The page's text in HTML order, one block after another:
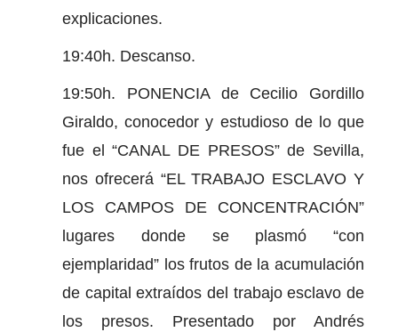
explicaciones.
19:40h. Descanso.
19:50h. PONENCIA de Cecilio Gordillo
Giraldo, conocedor y estudioso de lo que
fue el “CANAL DE PRESOS” de Sevilla,
nos ofrecerá “EL TRABAJO ESCLAVO Y
LOS CAMPOS DE CONCENTRACIÓN”
lugares donde se plasmó “con
ejemplaridad” los frutos de la acumulación
de capital extraídos del trabajo esclavo de
los presos. Presentado por Andrés